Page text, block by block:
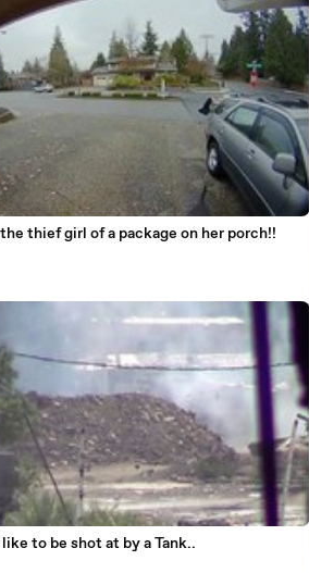
thief girl of a package on her porch!!
to be shot at by a Tank..